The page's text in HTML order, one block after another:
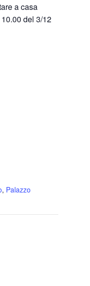
a casa
del 3/12
, Palazzo